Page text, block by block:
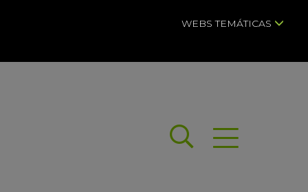
WEBS TEMÁTICAS
BuscarAbrir menú